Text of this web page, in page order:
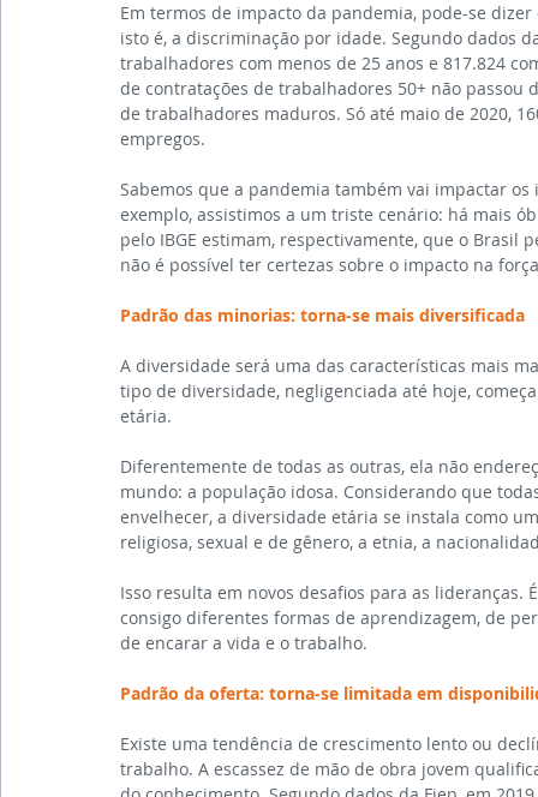
Em termos de impacto da pandemia, pode-se
isto é, a discriminação por idade. Segundo dados
trabalhadores com menos de 25 anos e 817.824
de contratações de trabalhadores 50+ não
de trabalhadores maduros. Só até maio de 2020,
empregos.
Sabemos que a pandemia também vai impactar
exemplo, assistimos a um triste cenário: há mais
pelo IBGE estimam, respectivamente, que o
não é possível ter certezas sobre o impacto na
Padrão das minorias: torna-se mais diversificada
A diversidade será uma das características mais
tipo de diversidade, negligenciada até hoje,
etária.
Diferentemente de todas as outras, ela não
mundo: a população idosa. Considerando que
envelhecer, a diversidade etária se instala como
religiosa, sexual e de gênero, a etnia, a
Isso resulta em novos desafios para as
consigo diferentes formas de aprendizagem, de
de encarar a vida e o trabalho.
Padrão da oferta: torna-se limitada em
Existe uma tendência de crescimento lento ou
trabalho. A escassez de mão de obra jovem